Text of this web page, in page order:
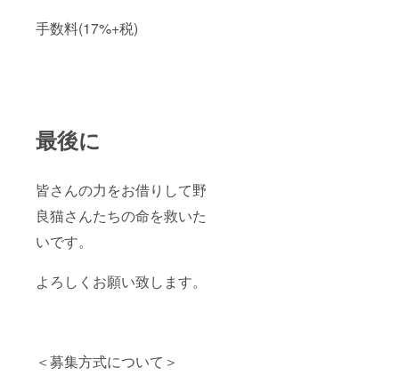
手数料(17%+税)
最後に
皆さんの力をお借りして野
良猫さんたちの命を救いた
いです。
よろしくお願い致します。
＜募集方式について＞